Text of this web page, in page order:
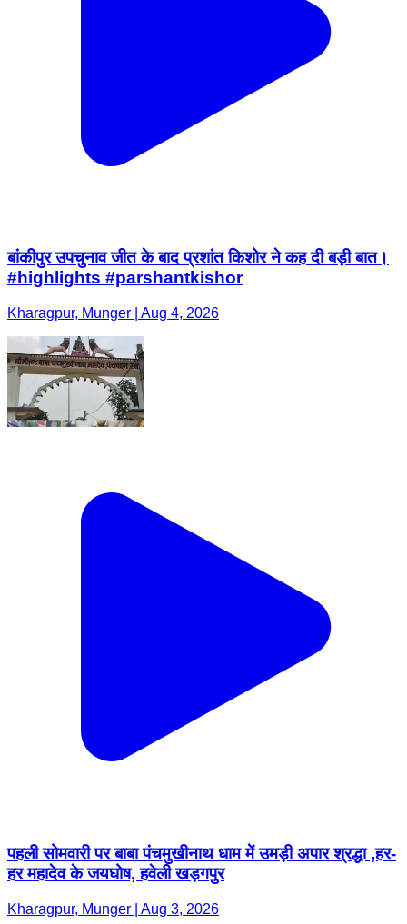
बांकीपुर उपचुनाव जीत के बाद प्रशांत किशोर ने कह दी बड़ी बात।
#highlights #parshantkishor
Kharagpur, Munger | Aug 4, 2026
पहली सोमवारी पर बाबा पंचमुखीनाथ धाम में उमड़ी अपार श्रद्धा ,हर-
हर महादेव के जयघोष, हवेली खड़गपुर
Kharagpur, Munger | Aug 3, 2026